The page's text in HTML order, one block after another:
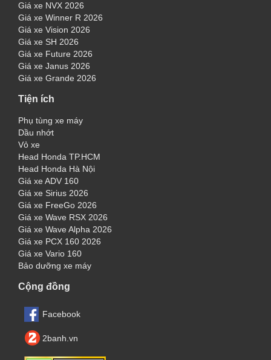
Giá xe NVX 2026
Giá xe Winner R 2026
Giá xe Vision 2026
Giá xe SH 2026
Giá xe Future 2026
Giá xe Janus 2026
Giá xe Grande 2026
Tiện ích
Phụ tùng xe máy
Dầu nhớt
Vỏ xe
Head Honda TP.HCM
Head Honda Hà Nội
Giá xe ADV 160
Giá xe Sirius 2026
Giá xe FreeGo 2026
Giá xe Wave RSX 2026
Giá xe Wave Alpha 2026
Giá xe PCX 160 2026
Giá xe Vario 160
Bảo dưỡng xe máy
Cộng đồng
Facebook
2banh.vn